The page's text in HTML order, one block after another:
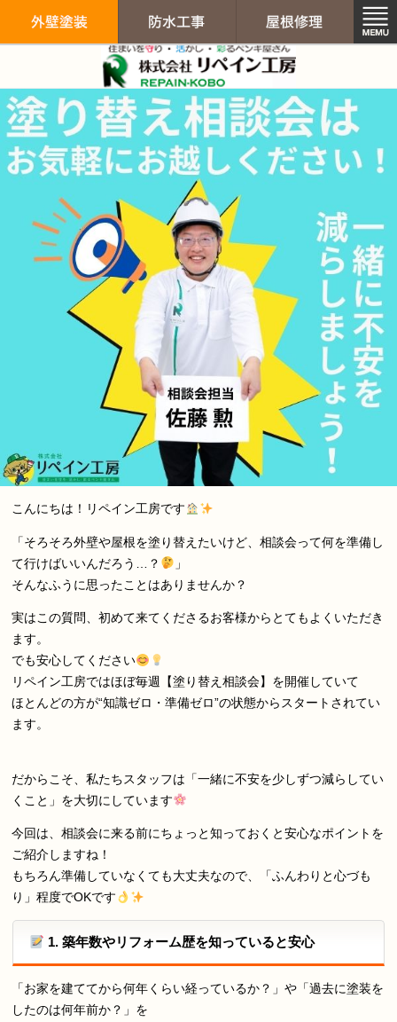
外壁塗装 防水工事 屋根
リペイン工房
こんにちは！リペイン工房です
「そろそろ外壁や屋根を塗り替えたいけど、相談会って何を準備し
て行けばいいんだろう…？
」
そんなふうに思ったことはありませんか？
実はこの質問、初めて来てくださるお客様からとてもよくいただき
ます。
でも安心してください
リペイン工房ではほぼ毎週【塗り替え相談会】を開催していて
ほとんどの方が“知識ゼロ・準備ゼロ”の状態からスタートされてい
ます。
だからこそ、私たちスタッフは「一緒に不安を少しずつ減らしてい
くこと」を大切にしています
今回は、相談会に来る前にちょっと知っておくと安心なポイントを
ご紹介しますね！
もちろん準備していなくても大丈夫なので、「ふんわりと心づも
り」程度でOKです
1. 築年数やリフォーム歴を知っていると安心
「お家を建ててから何年くらい経っているか？」や「過去に塗装を
したのは何年前か？」を